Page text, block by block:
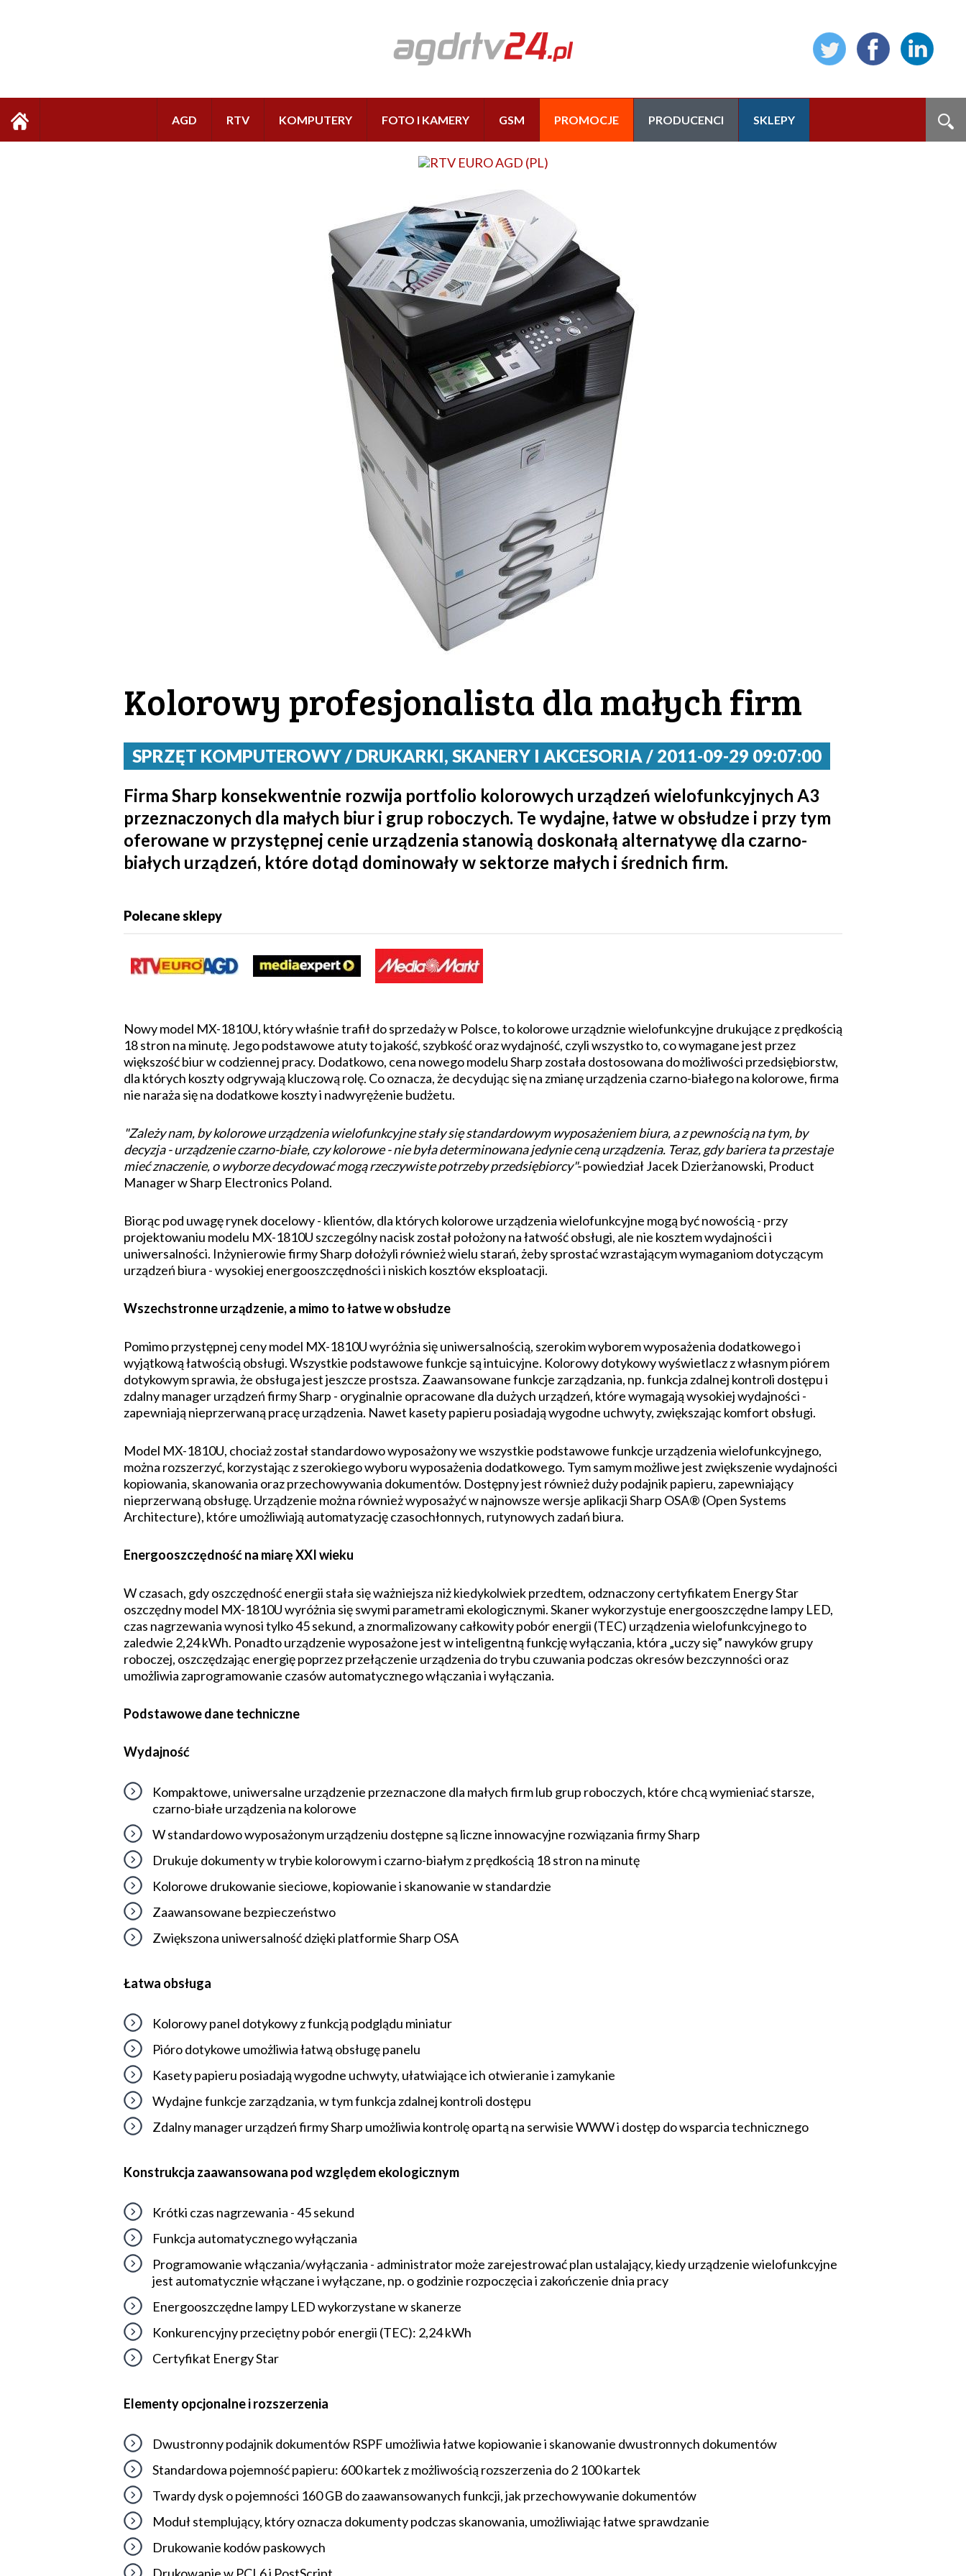
AGD RTV KOMPUTERY FOTO I KAMERY GSM PROMOCJE PRODUCENCI SKLEPY
Kolorowy profesjonalista dla małych firm
SPRZĘT KOMPUTEROWY / DRUKARKI, SKANERY I AKCESORIA / 2011-09-29 09:07:00
Firma Sharp konsekwentnie rozwija portfolio kolorowych urządzeń wielofunkcyjnych A3
przeznaczonych dla małych biur i grup roboczych. Te wydajne, łatwe w obsłudze i przy tym
oferowane w przystępnej cenie urządzenia stanowią doskonałą alternatywę dla czarno-
białych urządzeń, które dotąd dominowały w sektorze małych i średnich firm.
Polecane sklepy
Nowy model MX-1810U, który właśnie trafił do sprzedaży w Polsce, to kolorowe urządznie wielofunkcyjne drukujące z prędkością
18 stron na minutę. Jego podstawowe atuty to jakość, szybkość oraz wydajność, czyli wszystko to, co wymagane jest przez
większość biur w codziennej pracy. Dodatkowo, cena nowego modelu Sharp została dostosowana do możliwości przedsiębiorstw,
dla których koszty odgrywają kluczową rolę. Co oznacza, że decydując się na zmianę urządzenia czarno-białego na kolorowe, firma
nie naraża się na dodatkowe koszty i nadwyrężenie budżetu.
"Zależy nam, by kolorowe urządzenia wielofunkcyjne stały się standardowym wyposażeniem biura, a z pewnością na tym, by
decyzja - urządzenie czarno-białe, czy kolorowe - nie była determinowana jedynie ceną urządzenia. Teraz, gdy bariera ta przestaje
mieć znaczenie, o wyborze decydować mogą rzeczywiste potrzeby przedsiębiorcy"-powiedział Jacek Dzierżanowski, Product
Manager w Sharp Electronics Poland.
Biorąc pod uwagę rynek docelowy - klientów, dla których kolorowe urządzenia wielofunkcyjne mogą być nowością - przy
projektowaniu modelu MX-1810U szczególny nacisk został położony na łatwość obsługi, ale nie kosztem wydajności i
uniwersalności. Inżynierowie firmy Sharp dołożyli również wielu starań, żeby sprostać wzrastającym wymaganiom dotyczącym
urządzeń biura - wysokiej energooszczędności i niskich kosztów eksploatacji.
Wszechstronne urządzenie, a mimo to łatwe w obsłudze
Pomimo przystępnej ceny model MX-1810U wyróżnia się uniwersalnością, szerokim wyborem wyposażenia dodatkowego i
wyjątkową łatwością obsługi. Wszystkie podstawowe funkcje są intuicyjne. Kolorowy dotykowy wyświetlacz z własnym piórem
dotykowym sprawia, że obsługa jest jeszcze prostsza. Zaawansowane funkcje zarządzania, np. funkcja zdalnej kontroli dostępu i
zdalny manager urządzeń firmy Sharp - oryginalnie opracowane dla dużych urządzeń, które wymagają wysokiej wydajności -
zapewniają nieprzerwaną pracę urządzenia. Nawet kasety papieru posiadają wygodne uchwyty, zwiększając komfort obsługi.
Model MX-1810U, chociaż został standardowo wyposażony we wszystkie podstawowe funkcje urządzenia wielofunkcyjnego,
można rozszerzyć, korzystając z szerokiego wyboru wyposażenia dodatkowego. Tym samym możliwe jest zwiększenie wydajności
kopiowania, skanowania oraz przechowywania dokumentów. Dostępny jest również duży podajnik papieru, zapewniający
nieprzerwaną obsługę. Urządzenie można również wyposażyć w najnowsze wersje aplikacji Sharp OSA® (Open Systems
Architecture), które umożliwiają automatyzację czasochłonnych, rutynowych zadań biura.
Energooszczędność na miarę XXI wieku
W czasach, gdy oszczędność energii stała się ważniejsza niż kiedykolwiek przedtem, odznaczony certyfikatem Energy Star
oszczędny model MX-1810U wyróżnia się swymi parametrami ekologicznymi. Skaner wykorzystuje energooszczędne lampy LED,
czas nagrzewania wynosi tylko 45 sekund, a znormalizowany całkowity pobór energii (TEC) urządzenia wielofunkcyjnego to
zaledwie 2,24 kWh. Ponadto urządzenie wyposażone jest w inteligentną funkcję wyłączania, która „uczy się” nawyków grupy
roboczej, oszczędzając energię poprzez przełączenie urządzenia do trybu czuwania podczas okresów bezczynności oraz
umożliwia zaprogramowanie czasów automatycznego włączania i wyłączania.
Podstawowe dane techniczne
Wydajność
Kompaktowe, uniwersalne urządzenie przeznaczone dla małych firm lub grup roboczych, które chcą wymieniać starsze,
czarno-białe urządzenia na kolorowe
W standardowo wyposażonym urządzeniu dostępne są liczne innowacyjne rozwiązania firmy Sharp
Drukuje dokumenty w trybie kolorowym i czarno-białym z prędkością 18 stron na minutę
Kolorowe drukowanie sieciowe, kopiowanie i skanowanie w standardzie
Zaawansowane bezpieczeństwo
Zwiększona uniwersalność dzięki platformie Sharp OSA
Łatwa obsługa
Kolorowy panel dotykowy z funkcją podglądu miniatur
Pióro dotykowe umożliwia łatwą obsługę panelu
Kasety papieru posiadają wygodne uchwyty, ułatwiające ich otwieranie i zamykanie
Wydajne funkcje zarządzania, w tym funkcja zdalnej kontroli dostępu
Zdalny manager urządzeń firmy Sharp umożliwia kontrolę opartą na serwisie WWW i dostęp do wsparcia technicznego
Konstrukcja zaawansowana pod względem ekologicznym
Krótki czas nagrzewania - 45 sekund
Funkcja automatycznego wyłączania
Programowanie włączania/wyłączania - administrator może zarejestrować plan ustalający, kiedy urządzenie wielofunkcyjne
jest automatycznie włączane i wyłączane, np. o godzinie rozpoczęcia i zakończenie dnia pracy
Energooszczędne lampy LED wykorzystane w skanerze
Konkurencyjny przeciętny pobór energii (TEC): 2,24 kWh
Certyfikat Energy Star
Elementy opcjonalne i rozszerzenia
Dwustronny podajnik dokumentów RSPF umożliwia łatwe kopiowanie i skanowanie dwustronnych dokumentów
Standardowa pojemność papieru: 600 kartek z możliwością rozszerzenia do 2 100 kartek
Twardy dysk o pojemności 160 GB do zaawansowanych funkcji, jak przechowywanie dokumentów
Moduł stemplujący, który oznacza dokumenty podczas skanowania, umożliwiając łatwe sprawdzanie
Drukowanie kodów paskowych